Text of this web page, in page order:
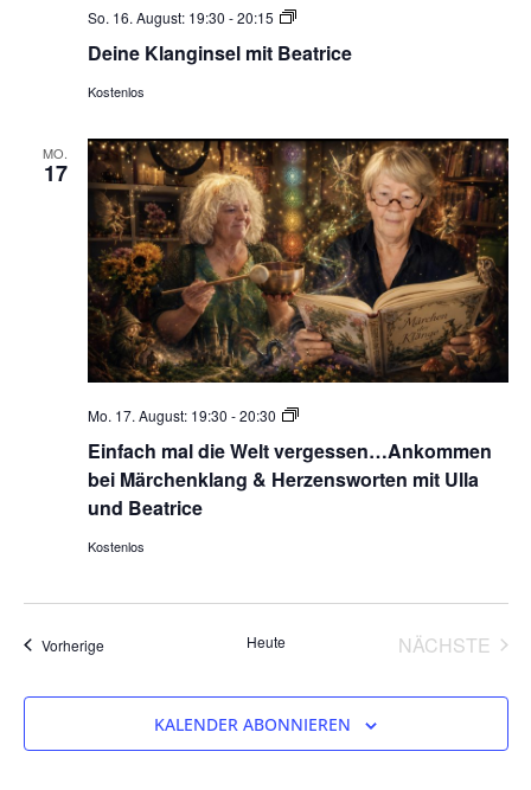
Deine Klanginsel mit Beatrice
So. 16. August: 19:30 -20:15
Deine
Klanginsel
Kostenlos
MO.
17
Einfach mal die Welt vergessen…Ankommen
bei Märchenklang & Herzensworten mit Ulla
und Beatrice
Mo. 17. August: 19:30 -20:30
Märchen
mit
allen
Kostenlos
VorherigeVeranstaltungen Heute NÄCHSTE
KALENDER ABONNIEREN